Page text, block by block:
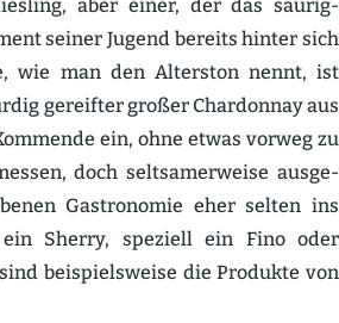
aber einer, der das säurig-
seiner Jugend bereits hinter sich
wie man den Alterston nennt, ist
gereifter großer Chardonnay aus
ein, ohne etwas vorweg zu
doch seltsa­mer­weise ausge­
Gastro­nomie eher selten ins
Sherry, speziell ein Fino oder
beispiels­weise die Produkte von